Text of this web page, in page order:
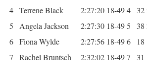
4 Terrene Black 2:27:20 18-494 32
5
Angela Jackson 2:27:30 18-495 38
6 Fiona Wylde 2:27:56 18-496 18
7
Rachel Bruntsch 2:32:02 18-497 31